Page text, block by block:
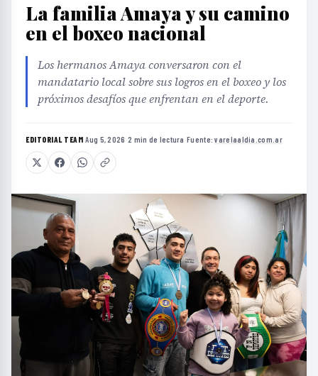
La familia Amaya y su camino
en el boxeo nacional
Los hermanos Amaya conversaron con el
mandatario local sobre sus logros en el boxeo y los
próximos desafíos que enfrentan en el deporte.
EDITORIAL TEAM·Aug 5, 2026 ·2 min de lectura ·Fuente:varelaaldia.com.ar